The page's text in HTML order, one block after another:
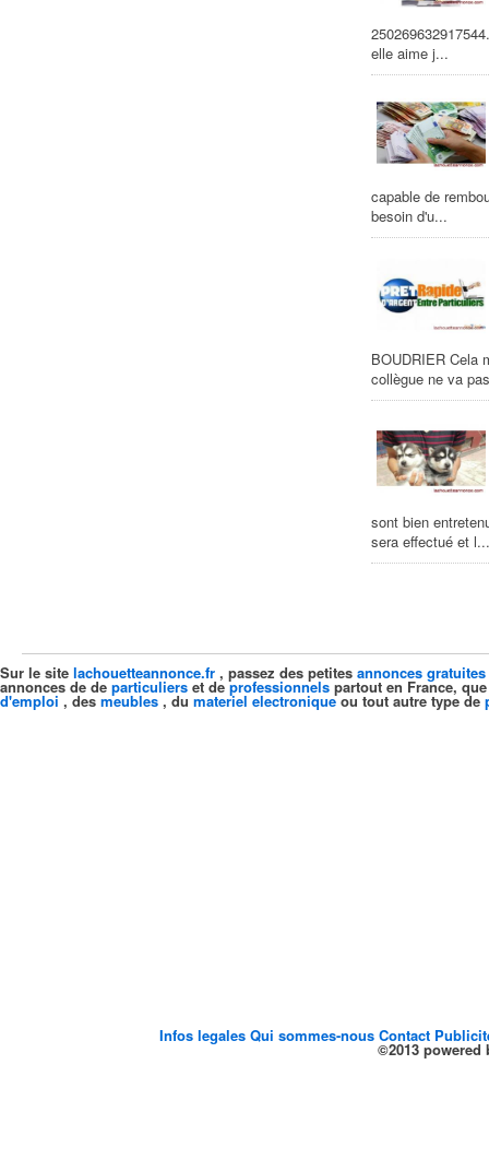
elle aime j...
capable de
besoin d'u...
BOUDRIER Cela
collègue ne va
sont bien
sera effectué et l...
Sur le site lachouetteannonce.fr , passez des petites annonces gratuites
annonces de de particuliers et deprofessionnels partout en France,
d'emploi , des meubles , du materiel electroniqueou tout autre type de
Infos legalesQui sommes-nousContact
©2013 powered